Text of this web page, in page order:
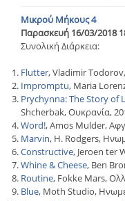
Μικρού Μήκους 4
Παρασκευή 16/03/2018
Συνολική Διάρκεια:
Flutter, Vladimir
Impromptu, Maria
Prychynna: The Story of
Shcherbak, Ουκρανία,
Word!, Amos Mulder,
Marvin, H. Rodgers,
Constructive, Jeroen ter
Whine & Cheese, Ben
Routine, Fokke Mars,
Blue, Moth Studio,